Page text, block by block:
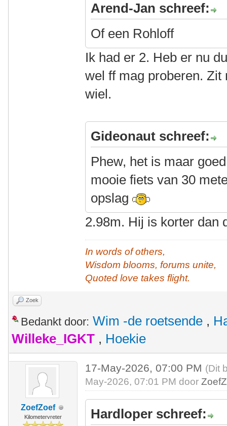
Arend-Jan schreef:
Of een Rohloff
Ik had er 2. Heb er nu
wel ff mag proberen.
wiel.
Gideonaut schreef:
Phew, het is maar
mooie fiets van 30
opslag
2.98m. Hij is korter dan
In words of others,
Wisdom blooms, forums unite,
Quoted love takes flight.
Zoek
Bedankt door: Wim -de roetsende ,
Willeke_IGKT , Hoekie
ZoefZoef
Kilometervreter
17-May-2026, 07:00 PM (Dit
May-2026, 07:01 PM door
Hardloper schreef: